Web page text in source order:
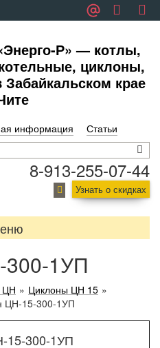
Р» — котлы,
циклоны,
крае
информация Статьи
8-913-255-07-44
Узнать о скидках
1УП
ЦН » Циклоны ЦН 15 »
ЦН-15-300-1УП
15-300-1УП